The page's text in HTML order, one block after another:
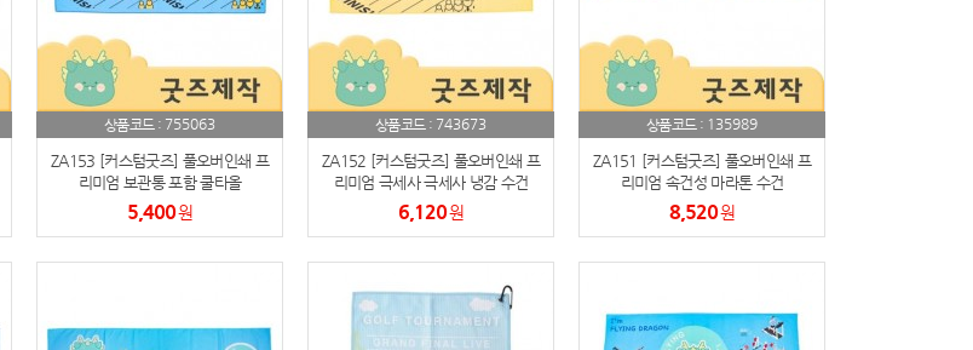
상품코드 : 755063
ZA153 [커스텀굿즈] 풀오버인쇄 프
리미엄 보관통 포함 쿨타올
40*100 (박스제작가능)
5,400원
상품코드 : 743673
ZA152 [커스텀굿즈] 풀오버인쇄 프
리미엄 극세사 극세사 냉감 수건
35*75 (박스제작가능)
6,120원
상품코드 : 135989
ZA151 [커스텀굿즈] 풀오버인쇄 프
리미엄 속건성 마라톤 수건
30*100 혼방 스포츠 타올 (박스제
작가능)
8,520원